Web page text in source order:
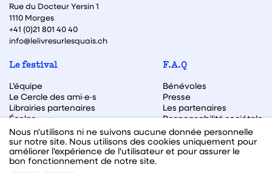
Rue du Docteur Yersin 1
1110 Morges
+41 (0)21 801 40 40
info@lelivresurlesquais.ch
Le festival
L’équipe
Le Cercle des ami·e·s
Librairies partenaires
Écoles
F.A.Q
Bénévoles
Presse
Les partenaires
Responsabilité sociétale
Archive des éditions
Archive des autrices et auteurs
Nous n'utilisons ni ne suivons aucune donnée personnelle
sur notre site. Nous utilisons des cookies uniquement pour
améliorer l'expérience de l'utilisateur et pour assurer le
bon fonctionnement de notre site.